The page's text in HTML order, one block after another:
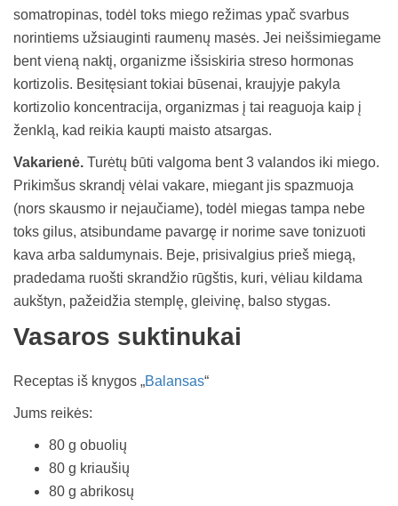
somatropinas, todėl toks miego režimas ypač svarbus
norintiems užsiauginti raumenų masės. Jei neišsimiegame
bent vieną naktį, organizme išsiskiria streso hormonas
kortizolis. Besitęsiant tokiai būsenai, kraujyje pakyla
kortizolio koncentracija, organizmas į tai reaguoja kaip į
ženklą, kad reikia kaupti maisto atsargas.
Vakarienė. Turėtų būti valgoma bent 3 valandos iki miego.
Prikimšus skrandį vėlai vakare, miegant jis spazmuoja
(nors skausmo ir nejaučiame), todėl miegas tampa nebe
toks gilus, atsibundame pavargę ir norime save tonizuoti
kava arba saldumynais. Beje, prisivalgius prieš miegą,
pradedama ruošti skrandžio rūgštis, kuri, vėliau kildama
aukštyn, pažeidžia stemplę, gleivinę, balso stygas.
Vasaros suktinukai
Receptas iš knygos „Balansas“
Jums reikės:
80 g obuolių
80 g kriaušių
80 g abrikosų